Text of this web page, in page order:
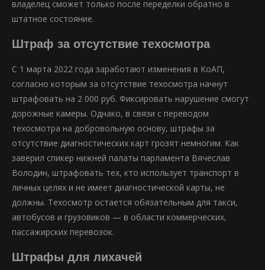
владелец сможет только после переделки обратно в
штатное состояние.
Штраф за отсутствие техосмотра
С 1 марта 2022 года заработают изменения в КоАП,
согласно которым за отсутствие техосмотра начнут
штрафовать на 2 000 руб. Фиксировать нарушение смогут
дорожные камеры. Однако, в связи с переводом
техосмотра на добровольную основу, штрафы за
отсутствие диагностических карт грозят немногим. Как
заверил спикер нижней палаты парламента Вячеслав
Володин, штрафовать тех, кто использует транспорт в
личных целях и не имеет диагностической карты, не
должны. Техосмотр остается обязательным для такси,
автобусов и грузовиков — в области коммерческих,
пассажирских перевозок.
Штрафы для лихачей